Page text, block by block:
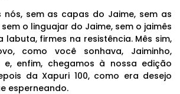
nós, sem as capas do Jaime, sem as
o linguajar do Jaime, sem o jaimês
labuta, firmes na resistência. Mês sim,
como você sonhava, Jaiminho,
enfim, chegamos à nossa edição
da Xapuri 100, como era desejo
esperneando.